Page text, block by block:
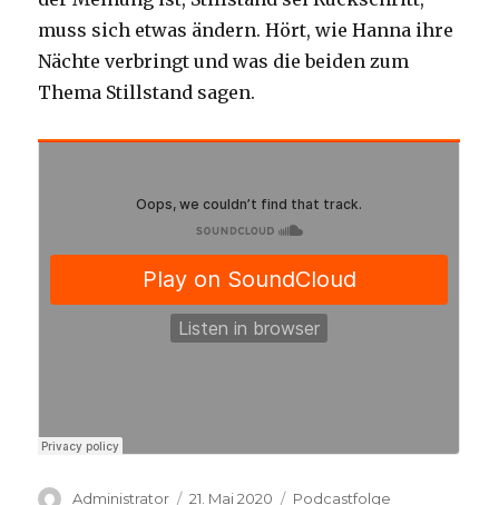
muss sich etwas ändern. Hört, wie Hanna ihre
Nächte verbringt und was die beiden zum
Thema Stillstand sagen.
Autor
Administrator
Veröffentlicht
21. Mai 2020 Kategorien
Podcastfolge